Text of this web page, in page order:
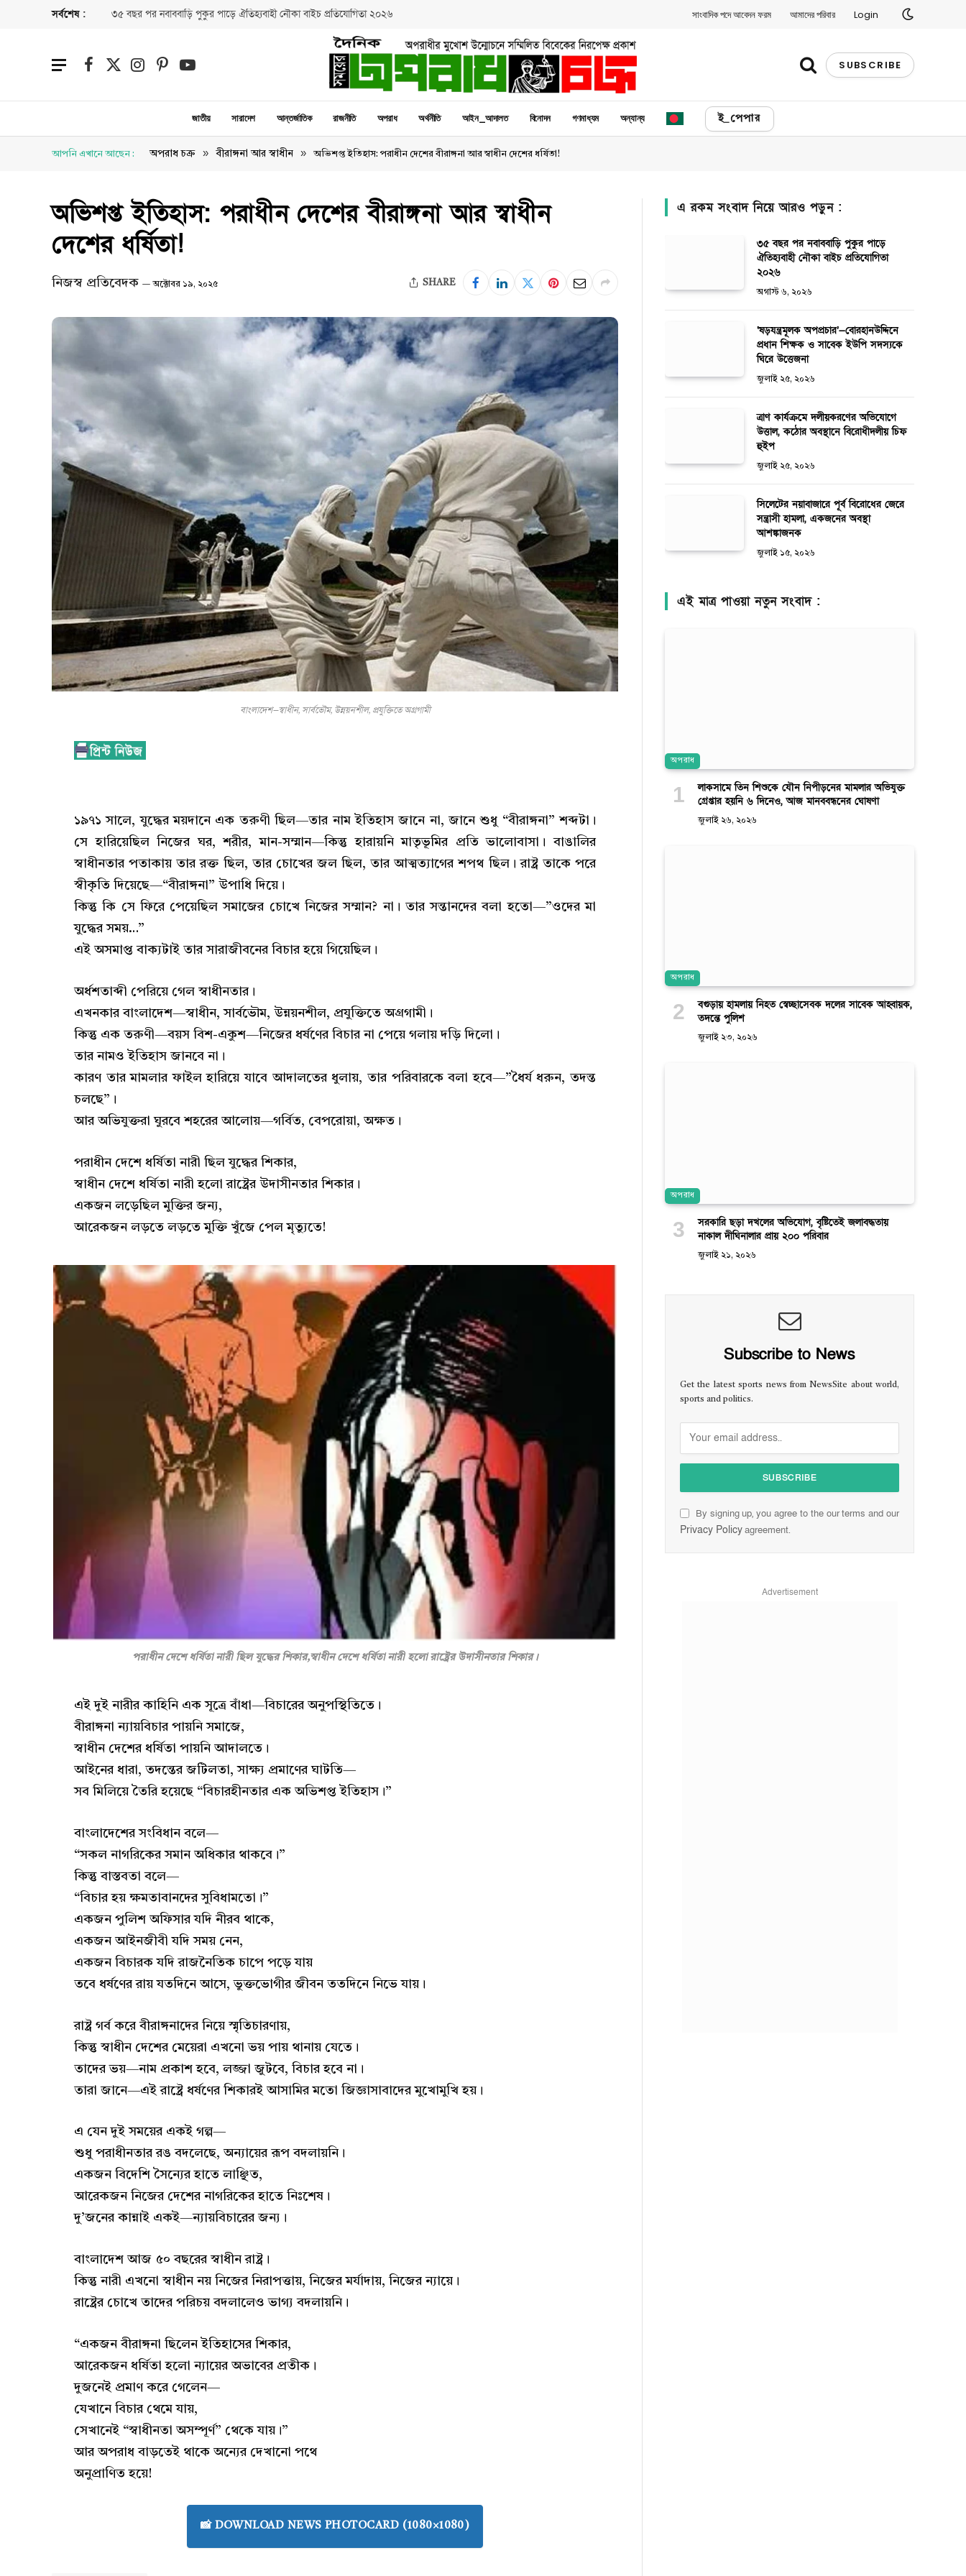
সর্বশেষ : ৩৫ বছর পর নবাববাড়ি পুকুর পাড়ে ঐতিহ্যবাহী নৌকা বাইচ প্রতিযোগিতা ২০২৬ সাংবাদিক পদে আবেদন ফরম আমাদের পরিবার Login
Facebook
X
Instagram
PinterestYouTube SUBSCRIBE
জাতীয় সারাদেশ আন্তর্জাতিক রাজনীতি অপরাধ অর্থনীতি আইন_আদালত বিনোদন গণমাধ্যম অন্যান্য ই_পেপার
আপনি এখানে আছেন : অপরাধ চক্র » বীরাঙ্গনা আর স্বাধীন » অভিশপ্ত ইতিহাস: পরাধীন দেশের বীরাঙ্গনা আর স্বাধীন দেশের ধর্ষিতা!
অভিশপ্ত ইতিহাস: পরাধীন দেশের বীরাঙ্গনা আর স্বাধীন
দেশের ধর্ষিতা!
নিজস্ব প্রতিবেদক অক্টোবর ১৯, ২০২৫ SHARE
বাংলাদেশ—স্বাধীন, সার্বভৌম, উন্নয়নশীল, প্রযুক্তিতে অগ্রগামী
১৯৭১ সালে, যুদ্ধের ময়দানে এক তরুণী ছিল—তার নাম ইতিহাস জানে না, জানে শুধু “বীরাঙ্গনা” শব্দটা।
সে হারিয়েছিল নিজের ঘর, শরীর, মান-সম্মান—কিন্তু হারায়নি মাতৃভূমির প্রতি ভালোবাসা। বাঙালির
স্বাধীনতার পতাকায় তার রক্ত ছিল, তার চোখের জল ছিল, তার আত্মত্যাগের শপথ ছিল। রাষ্ট্র তাকে পরে
স্বীকৃতি দিয়েছে—“বীরাঙ্গনা” উপাধি দিয়ে।
কিন্তু কি সে ফিরে পেয়েছিল সমাজের চোখে নিজের সম্মান? না। তার সন্তানদের বলা হতো—”ওদের মা
যুদ্ধের সময়…”
এই অসমাপ্ত বাক্যটাই তার সারাজীবনের বিচার হয়ে গিয়েছিল।
অর্ধশতাব্দী পেরিয়ে গেল স্বাধীনতার।
এখনকার বাংলাদেশ—স্বাধীন, সার্বভৌম, উন্নয়নশীল, প্রযুক্তিতে অগ্রগামী।
কিন্তু এক তরুণী—বয়স বিশ-একুশ—নিজের ধর্ষণের বিচার না পেয়ে গলায় দড়ি দিলো।
তার নামও ইতিহাস জানবে না।
কারণ তার মামলার ফাইল হারিয়ে যাবে আদালতের ধুলায়, তার পরিবারকে বলা হবে—”ধৈর্য ধরুন, তদন্ত
চলছে”।
আর অভিযুক্তরা ঘুরবে শহরের আলোয়—গর্বিত, বেপরোয়া, অক্ষত।
পরাধীন দেশে ধর্ষিতা নারী ছিল যুদ্ধের শিকার,
স্বাধীন দেশে ধর্ষিতা নারী হলো রাষ্ট্রের উদাসীনতার শিকার।
একজন লড়েছিল মুক্তির জন্য,
আরেকজন লড়তে লড়তে মুক্তি খুঁজে পেল মৃত্যুতে!
পরাধীন দেশে ধর্ষিতা নারী ছিল যুদ্ধের শিকার,স্বাধীন দেশে ধর্ষিতা নারী হলো রাষ্ট্রের উদাসীনতার শিকার।
এই দুই নারীর কাহিনি এক সূত্রে বাঁধা—বিচারের অনুপস্থিতিতে।
বীরাঙ্গনা ন্যায়বিচার পায়নি সমাজে,
স্বাধীন দেশের ধর্ষিতা পায়নি আদালতে।
আইনের ধারা, তদন্তের জটিলতা, সাক্ষ্য প্রমাণের ঘাটতি—
সব মিলিয়ে তৈরি হয়েছে “বিচারহীনতার এক অভিশপ্ত ইতিহাস।”
বাংলাদেশের সংবিধান বলে—
“সকল নাগরিকের সমান অধিকার থাকবে।”
কিন্তু বাস্তবতা বলে—
“বিচার হয় ক্ষমতাবানদের সুবিধামতো।”
একজন পুলিশ অফিসার যদি নীরব থাকে,
একজন আইনজীবী যদি সময় নেন,
একজন বিচারক যদি রাজনৈতিক চাপে পড়ে যায়
তবে ধর্ষণের রায় যতদিনে আসে, ভুক্তভোগীর জীবন ততদিনে নিভে যায়।
রাষ্ট্র গর্ব করে বীরাঙ্গনাদের নিয়ে স্মৃতিচারণায়,
কিন্তু স্বাধীন দেশের মেয়েরা এখনো ভয় পায় থানায় যেতে।
তাদের ভয়—নাম প্রকাশ হবে, লজ্জা জুটবে, বিচার হবে না।
তারা জানে—এই রাষ্ট্রে ধর্ষণের শিকারই আসামির মতো জিজ্ঞাসাবাদের মুখোমুখি হয়।
এ যেন দুই সময়ের একই গল্প—
শুধু পরাধীনতার রঙ বদলেছে, অন্যায়ের রূপ বদলায়নি।
একজন বিদেশি সৈন্যের হাতে লাঞ্ছিত,
আরেকজন নিজের দেশের নাগরিকের হাতে নিঃশেষ।
দু’জনের কান্নাই একই—ন্যায়বিচারের জন্য।
বাংলাদেশ আজ ৫০ বছরের স্বাধীন রাষ্ট্র।
কিন্তু নারী এখনো স্বাধীন নয় নিজের নিরাপত্তায়, নিজের মর্যাদায়, নিজের ন্যায়ে।
রাষ্ট্রের চোখে তাদের পরিচয় বদলালেও ভাগ্য বদলায়নি।
“একজন বীরাঙ্গনা ছিলেন ইতিহাসের শিকার,
আরেকজন ধর্ষিতা হলো ন্যায়ের অভাবের প্রতীক।
দুজনেই প্রমাণ করে গেলেন—
যেখানে বিচার থেমে যায়,
সেখানেই “স্বাধীনতা অসম্পূর্ণ” থেকে যায়।”
আর অপরাধ বাড়তেই থাকে অন্যের দেখানো পথে
অনুপ্রাণিত হয়ে!
📸 DOWNLOAD NEWS PHOTOCARD (1080×1080)
এ রকম সংবাদ নিয়ে আরও পড়ুন :
৩৫ বছর পর নবাববাড়ি পুকুর পাড়ে
ঐতিহ্যবাহী নৌকা বাইচ প্রতিযোগিতা
২০২৬
অগাস্ট ৬, ২০২৬
‘ষড়যন্ত্রমূলক অপপ্রচার’—বোরহানউদ্দিনে
প্রধান শিক্ষক ও সাবেক ইউপি সদস্যকে
ঘিরে উত্তেজনা
জুলাই ২৫, ২০২৬
ত্রাণ কার্যক্রমে দলীয়করণের অভিযোগে
উত্তাল, কঠোর অবস্থানে বিরোধীদলীয় চিফ
হুইপ
জুলাই ২৫, ২০২৬
সিলেটের নয়াবাজারে পূর্ব বিরোধের জেরে
সন্ত্রাসী হামলা, একজনের অবস্থা
আশঙ্কাজনক
জুলাই ১৫, ২০২৬
এই মাত্র পাওয়া নতুন সংবাদ :
অপরাধ
লাকসামে তিন শিশুকে যৌন নিপীড়নের মামলার অভিযুক্ত
গ্রেপ্তার হয়নি ৬ দিনেও, আজ মানববন্ধনের ঘোষণা
জুলাই ২৬, ২০২৬
অপরাধ
বগুড়ায় হামলায় নিহত স্বেচ্ছাসেবক দলের সাবেক আহ্বায়ক,
তদন্তে পুলিশ
জুলাই ২৩, ২০২৬
অপরাধ
সরকারি ছড়া দখলের অভিযোগ, বৃষ্টিতেই জলাবদ্ধতায়
নাকাল দীঘিনালার প্রায় ২০০ পরিবার
জুলাই ২১, ২০২৬
Subscribe to News
Get the latest sports news from NewsSite about world,
sports and politics.
By signing up, you agree to the our terms and our
Privacy Policyagreement.
Advertisement